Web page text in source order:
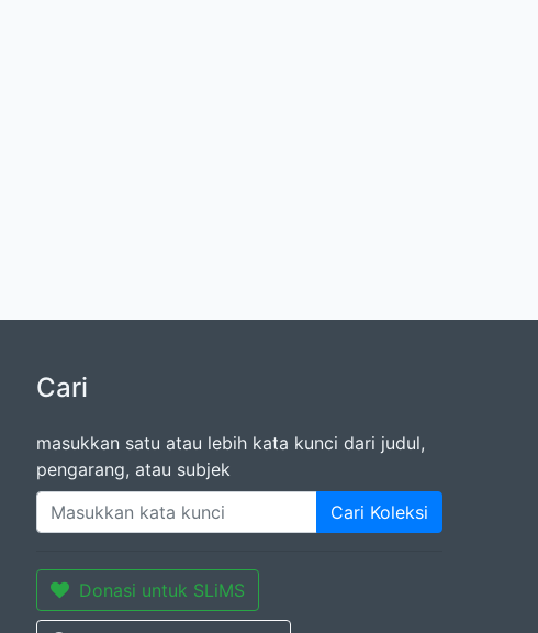
Cari
masukkan satu atau lebih kata kunci dari judul,
pengarang, atau subjek
Cari Koleksi
Donasi untuk SLiMS